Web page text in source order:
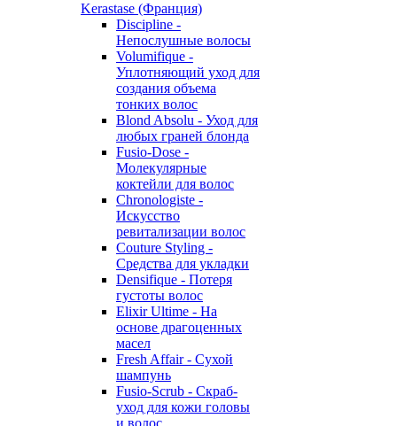
Kerastase (Франция)
Discipline -
Непослушные волосы
Volumifique -
Уплотняющий уход для
создания объема
тонких волос
Blond Absolu - Уход для
любых граней блонда
Fusio-Dose -
Молекулярные
коктейли для волос
Chronologiste -
Искусство
ревитализации волос
Couture Styling -
Средства для укладки
Densifique - Потеря
густоты волос
Elixir Ultime - На
основе драгоценных
масел
Fresh Affair - Сухой
шампунь
Fusio-Scrub - Скраб-
уход для кожи головы
и волос